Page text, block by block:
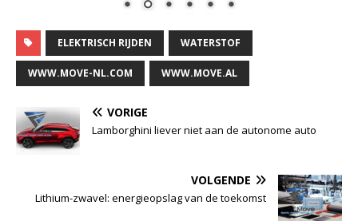
ELEKTRISCH RIJDEN WATERSTOF
WWW.MOVE-NL.COM WWW.MOVE.AL
VORIGE
Lamborghini liever niet aan de autonome auto
VOLGENDE
Lithium-zwavel: energieopslag van de toekomst